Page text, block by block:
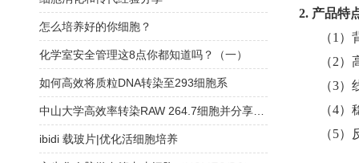
2. 产品特
（1
（2）
（3
（4
（5
怎么培养好的你细胞？
化学室安全管理这8点你都知道吗？（一）
如何高效将质粒DNA转染至293细胞系
ibidi 载玻片|优化活细胞培养